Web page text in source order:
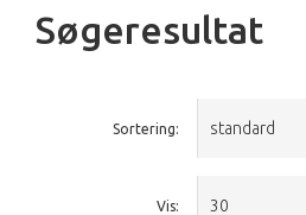
Søgeresultat
Sortering:
Vis: